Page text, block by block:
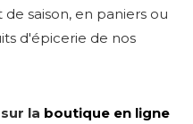
saison, en paniers ou
d'épicerie de nos
la boutique en ligne